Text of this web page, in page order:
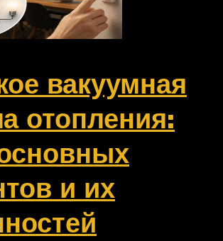
вакуумная
отопления:
и их